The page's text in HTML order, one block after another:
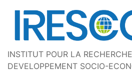
INSTITUT POUR LA
DEVELOPPEMENT SOCIO-